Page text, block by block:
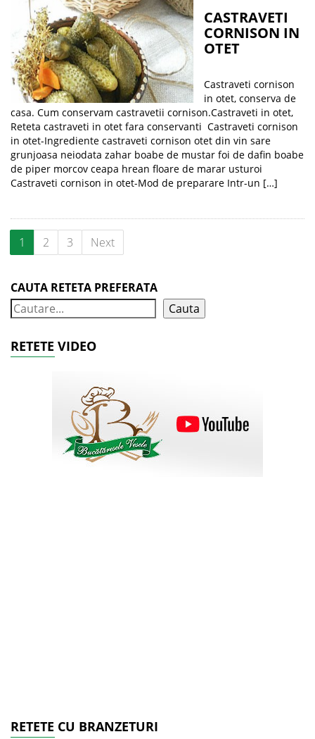
CASTRAVETI
CORNISON IN
OTET
Castraveti cornison
in otet, conserva de
casa. Cum conservam castravetii cornison.Castraveti in otet,
Reteta castraveti in otet fara conservanti Castraveti cornison
in otet-Ingrediente castraveti cornison otet din vin sare
grunjoasa neiodata zahar boabe de mustar foi de dafin boabe
de piper morcov ceapa hrean floare de marar usturoi
Castraveti cornison in otet-Mod de preparare Intr-un […]
1 2 3 Next
CAUTA RETETA PREFERATA
Cauta
RETETE VIDEO
RETETE CU BRANZETURI